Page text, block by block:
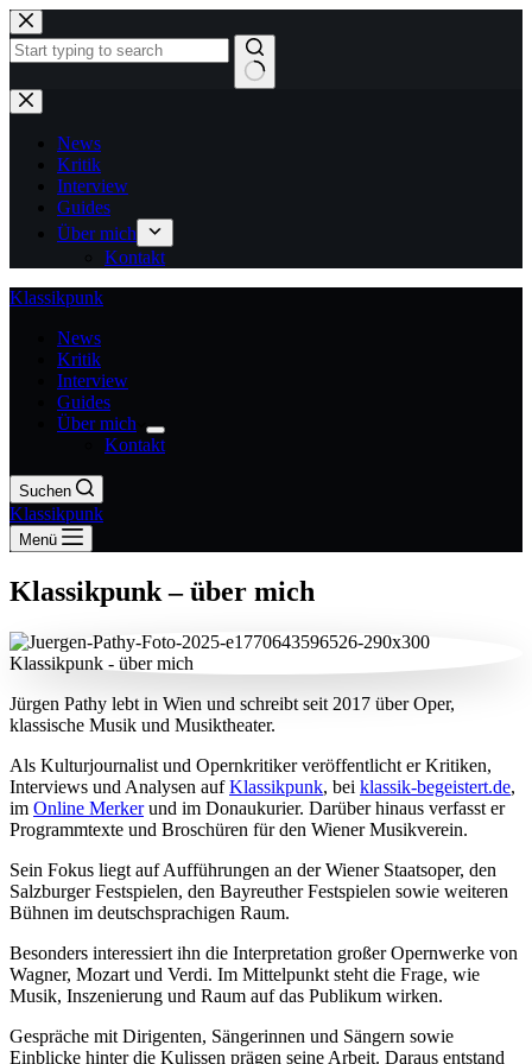
Zum
Inhalt
springen
Keine
Ergebnisse
News
Kritik
Interview
Guides
Über mich
Kontakt
Klassikpunk
News
Kritik
Interview
Guides
Über mich
Kontakt
Suchen
Klassikpunk
Menü
Klassikpunk – über mich
Jürgen Pathy lebt in Wien und schreibt seit 2017 über Oper,
klassische Musik und Musiktheater.
Als Kulturjournalist und Opernkritiker veröffentlicht er Kritiken,
Interviews und Analysen aufKlassikpunk, bei klassik-begeistert.de,
im Online Merkerund im Donaukurier. Darüber hinaus verfasst er
Programmtexte und Broschüren für den Wiener Musikverein.
Sein Fokus liegt auf Aufführungen an der Wiener Staatsoper, den
Salzburger Festspielen, den Bayreuther Festspielen sowie weiteren
Bühnen im deutschsprachigen Raum.
Besonders interessiert ihn die Interpretation großer Opernwerke von
Wagner, Mozart und Verdi. Im Mittelpunkt steht die Frage, wie
Musik, Inszenierung und Raum auf das Publikum wirken.
Gespräche mit Dirigenten, Sängerinnen und Sängern sowie
Einblicke hinter die Kulissen prägen seine Arbeit. Daraus entstand